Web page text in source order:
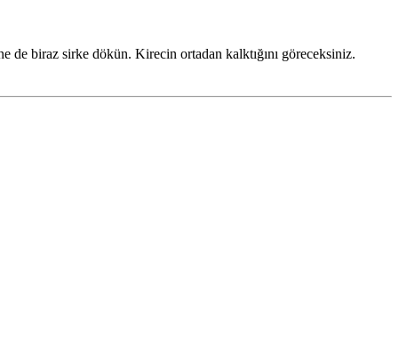
de biraz sirke dökün. Kirecin ortadan kalktığını göreceksiniz.